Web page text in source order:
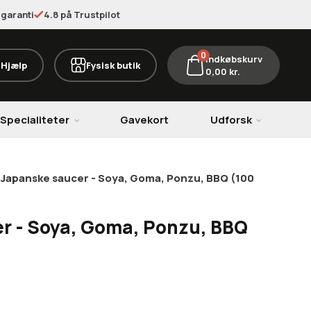
4.8 på Trustpilot
Hjælp Fysisk butik
0Indkøbskurv
0,00 kr.
Specialiteter Gavekort Udforsk
Japanske saucer - Soya, Goma, Ponzu, BBQ (100
- Soya, Goma, Ponzu, BBQ